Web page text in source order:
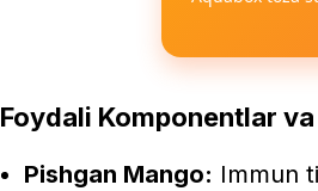
Foydali Komponentlar
Pishgan Mango: Immun